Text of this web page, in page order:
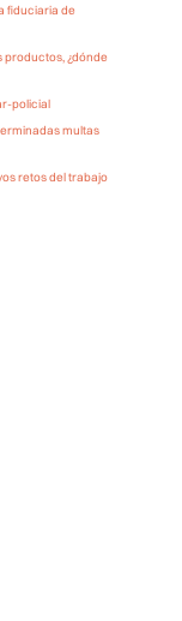
fiduciaria de
productos, ¿dónde
policial
multas
retos del trabajo